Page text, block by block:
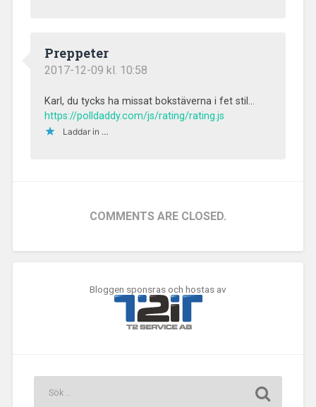
Preppeter
2017-12-09 kl. 10:58
Karl, du tycks ha missat bokstäverna i fet stil…
https://polldaddy.com/js/rating/rating.js
Laddar in …
COMMENTS ARE CLOSED.
Bloggen sponsras och hostas av